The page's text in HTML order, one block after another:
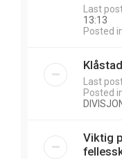
Last
13:13
Posted
Last
Posted
Viktig